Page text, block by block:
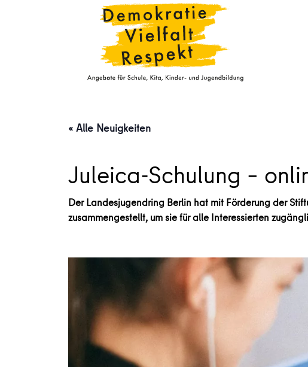
« Alle Neuigkeiten
Juleica-Schulung –
Der Landesjugendring Berlin hat mit Förderung der
zusammengestellt, um sie für alle Interessierten